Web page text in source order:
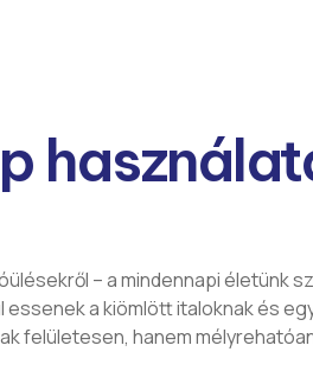
– a mindennapi életünk
a kiömlött italoknak és
felületesen, hanem